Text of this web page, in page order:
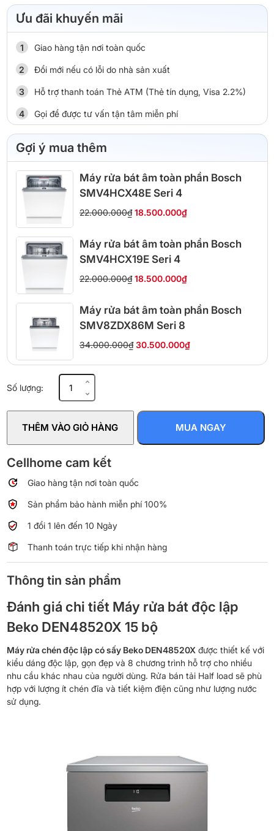
Ưu đãi khuyến mãi
Giao hàng tận nơi toàn quốc
Đổi mới nếu có lỗi do nhà sản xuất
Hỗ trợ thanh toán Thẻ ATM (Thẻ tín dụng, Visa 2.2%)
Gọi để được tư vấn tận tâm miễn phí
Gợi ý mua thêm
Máy rửa bát âm toàn phần Bosch
SMV4HCX48E Seri 4
22.000.000₫ 18.500.000₫
Máy rửa bát âm toàn phần Bosch
SMV4HCX19E Seri 4
22.000.000₫ 18.500.000₫
Máy rửa bát âm toàn phần Bosch
SMV8ZDX86M Seri 8
34.000.000₫ 30.500.000₫
Số lượng:
Máy
rửa
lập
Beko
15
bộ
lượng
THÊM VÀO GIỎ HÀNG MUA NGAY
Cellhome cam kết
Giao hàng tận nơi toàn quốc
Sản phẩm bảo hành miễn phí 100%
1 đổi 1 lên đến 10 Ngày
Thanh toán trực tiếp khi nhận hàng
Thông tin sản phẩm
Đánh giá chi tiết Máy rửa bát độc lập
Beko DEN48520X 15 bộ
Máy rửa chén độc lập có sấy Beko DEN48520X được thiết kế với
kiểu dáng độc lập, gọn đẹp và 8 chương trình hỗ trợ cho nhiều
nhu cầu khác nhau của người dùng. Rửa bán tải Half load sẽ phù
hợp với lượng ít chén đĩa và tiết kiệm điện cũng như lượng nước
sử dụng.